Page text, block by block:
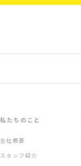
私たちのこと
会社概要
スタッフ紹介